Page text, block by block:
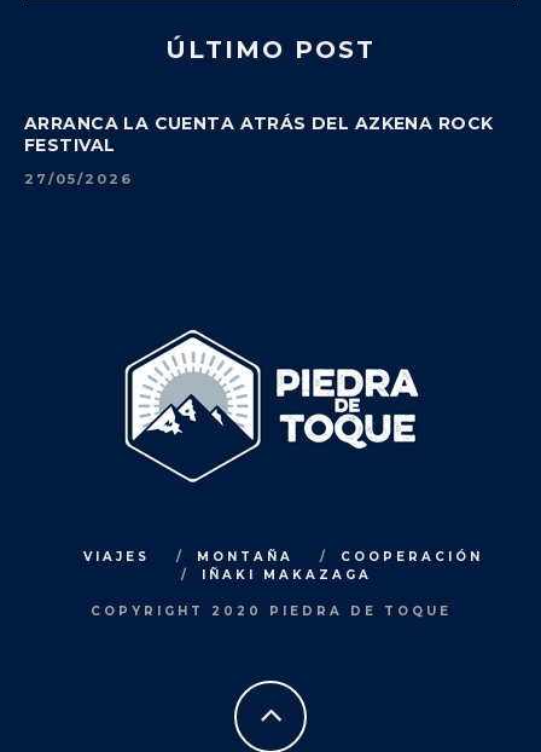
ÚLTIMO POST
ARRANCA LA CUENTA ATRÁS DEL AZKENA ROCK
FESTIVAL
27/05/2026
VIAJES MONTAÑA
COOPERACIÓN
IÑAKI MAKAZAGA
COPYRIGHT 2020 PIEDRA DE TOQUE